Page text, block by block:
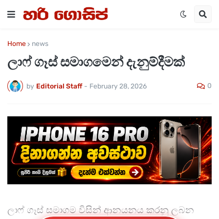
Home news
ලාෆ් ගෑස් සමාගමෙන් දැනුම්දීමක්
by Editorial Staff - February 28, 2026 0
ලාෆ් ගෑස් සමාගම විසින් ආනයනය කරනු ලබන